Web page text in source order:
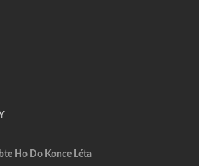
Ho Do Konce Léta